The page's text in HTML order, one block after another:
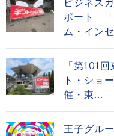
ポート 「
ム・イン
「第101
ト・ショ
催・東...
王子グル